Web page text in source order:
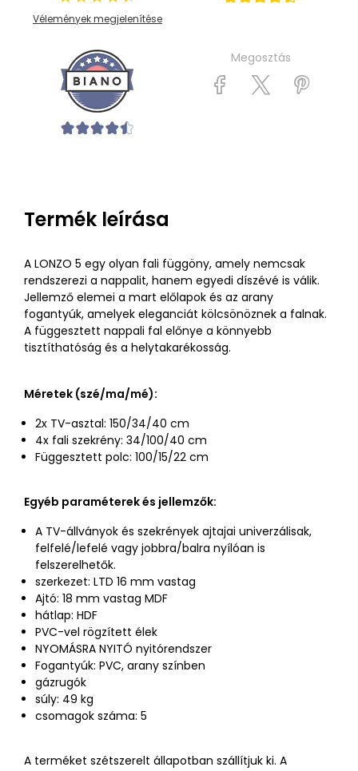
Vélemények megjelenítése
Megosztás
Termék leírása
A LONZO 5 egy olyan fali függöny, amely nemcsak
rendszerezi a nappalit, hanem egyedi díszévé is válik.
Jellemző elemei a mart előlapok és az arany
fogantyúk, amelyek eleganciát kölcsönöznek a falnak.
A függesztett nappali fal előnye a könnyebb
tisztíthatóság és a helytakarékosság.
Méretek (szé/ma/mé):
2x TV-asztal: 150/34/40 cm
4x fali szekrény: 34/100/40 cm
Függesztett polc: 100/15/22 cm
Egyéb paraméterek és jellemzők:
A TV-állványok és szekrények ajtajai univerzálisak,
felfelé/lefelé vagy jobbra/balra nyílóan is
felszerelhetők.
szerkezet: LTD 16 mm vastag
Ajtó: 18 mm vastag MDF
hátlap: HDF
PVC-vel rögzített élek
NYOMÁSRA NYITÓ nyitórendszer
Fogantyúk: PVC, arany színben
gázrugók
súly: 49 kg
csomagok száma: 5
A terméket szétszerelt állapotban szállítjuk ki. A